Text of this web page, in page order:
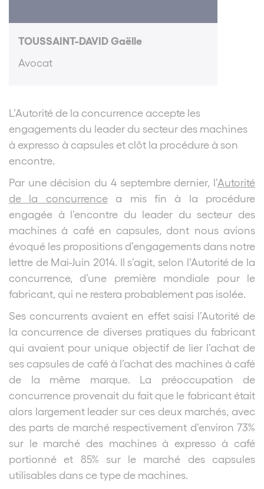
TOUSSAINT-DAVID Gaëlle
Avocat
L’Autorité de la concurrence accepte les
engagements du leader du secteur des machines
à expresso à capsules et clôt la procédure à son
encontre.
Par une décision du 4 septembre dernier, l’Autorité
de la concurrencea mis fin à la procédure
engagée à l’encontre du leader du secteur des
machines à café en capsules, dont nous avions
évoqué les propositions d’engagements dans notre
lettre de Mai-Juin 2014. Il s’agit, selon l’Autorité de la
concurrence, d’une première mondiale pour le
fabricant, qui ne restera probablement pas isolée.
Ses concurrents avaient en effet saisi l’Autorité de
la concurrence de diverses pratiques du fabricant
qui avaient pour unique objectif de lier l’achat de
ses capsules de café à l’achat des machines à café
de la même marque. La préoccupation de
concurrence provenait du fait que le fabricant était
alors largement leader sur ces deux marchés, avec
des parts de marché respectivement d’environ 73%
sur le marché des machines à expresso à café
portionné et 85% sur le marché des capsules
utilisables dans ce type de machines.